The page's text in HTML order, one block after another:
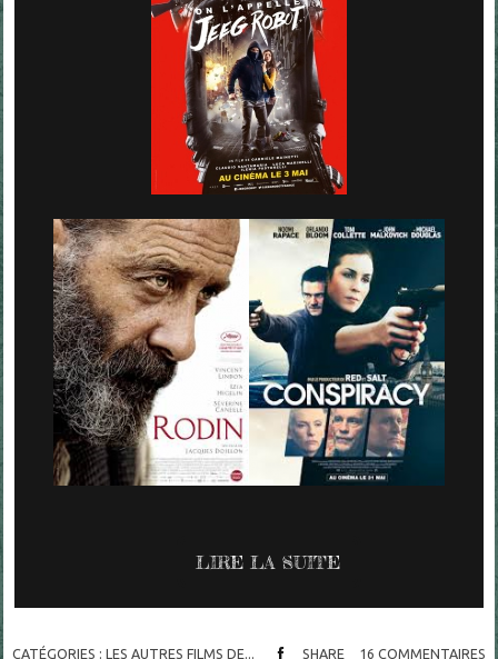
LIRE LA SUITE
CATÉGORIES : LES AUTRES FILMS DE... SHARE 16 COMMENTAIRES